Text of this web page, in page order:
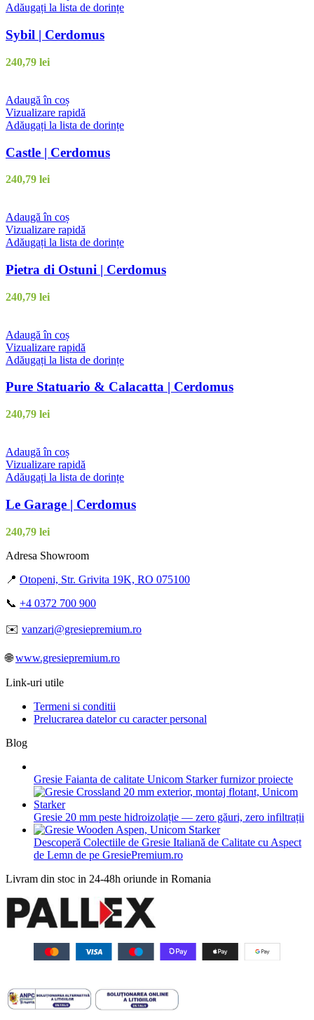
Adăugați la lista de dorințe
Sybil | Cerdomus
240,79 lei
Adaugă în coș
Vizualizare rapidă
Adăugați la lista de dorințe
Castle | Cerdomus
240,79 lei
Adaugă în coș
Vizualizare rapidă
Adăugați la lista de dorințe
Pietra di Ostuni | Cerdomus
240,79 lei
Adaugă în coș
Vizualizare rapidă
Adăugați la lista de dorințe
Pure Statuario & Calacatta | Cerdomus
240,79 lei
Adaugă în coș
Vizualizare rapidă
Adăugați la lista de dorințe
Le Garage | Cerdomus
240,79 lei
Adresa Showroom
📍 Otopeni, Str. Grivita 19K, RO 075100
📞 +4 0372 700 900
✉️ vanzari@gresiepremium.ro
🌐www.gresiepremium.ro
Link-uri utile
Termeni si conditii
Prelucrarea datelor cu caracter personal
Blog
Gresie Faianta de calitate Unicom Starker furnizor proiecte
Gresie 20 mm peste hidroizolație — zero găuri, zero infiltrații
Descoperă Colectiile de Gresie Italiană de Calitate cu Aspect
de Lemn de pe GresiePremium.ro
Livram din stoc in 24-48h oriunde in Romania